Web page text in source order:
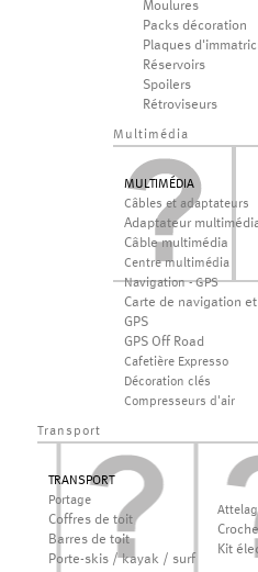
Moulures
Packs décoration
Plaques
Réservoirs
Spoilers
Rétroviseurs
Multimédia
MULTIMÉDIA
Câbles et adaptateurs
Adaptateur
Câble multimédia
Centre multimédia
Navigation - GPS
Carte de navigation
GPS
GPS Off Road
Cafetière Expresso
Décoration clés
Compresseurs d'air
Transport
TRANSPORT
Portage
Coffres de toit
Barres de toit
Porte-skis / kayak / surf
Kit